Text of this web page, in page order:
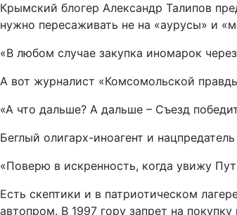
Крымский блогер Александр Талипов
нужно пересаживать не на «аурусы» и
«В любом случае закупка иномарок
А вот журналист «Комсомольской
«А что дальше? А дальше – Съезд
Беглый олигарх-иноагент и
«Поверю в искренность, когда увижу
Есть скептики и в патриотическом
автопром. В 1997 гору запрет на